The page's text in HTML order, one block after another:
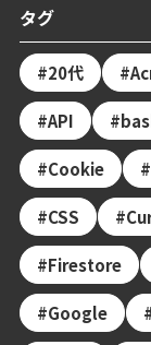
タグ
20代
API
Cookie
CSS
Firestore
Google